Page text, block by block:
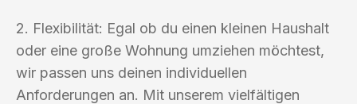
2. Flexibilität: Egal ob du einen kleinen Haushalt
oder eine große Wohnung umziehen möchtest,
wir passen uns deinen individuellen
Anforderungen an. Mit unserem vielfältigen